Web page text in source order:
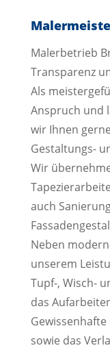
Malerbetrieb
Transparenz
Als
Anspruch und
wir Ihnen
Gestaltungs-
Wir
auch
Neben
unserem
Tupf-, Wisch-
das
sowie das